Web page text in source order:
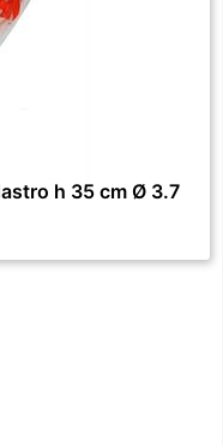
h 35 cm Ø 3.7